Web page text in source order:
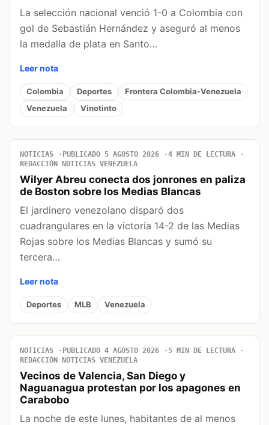
La selección nacional venció 1-0 a Colombia con
gol de Sebastián Hernández y aseguró al menos
la medalla de plata en Santo…
Leer nota
Colombia Deportes
Frontera Colombia-Venezuela
Venezuela
Vinotinto
NOTICIAS PUBLICADO 5 AGOSTO 2026
4 MIN DE LECTURA
REDACCIÓN NOTICIAS VENEZUELA
Wilyer Abreu conecta dos jonrones en paliza
de Boston sobre los Medias Blancas
El jardinero venezolano disparó dos
cuadrangulares en la victoria 14-2 de las Medias
Rojas sobre los Medias Blancas y sumó su
tercera…
Leer nota
Deportes MLB Venezuela
NOTICIAS PUBLICADO 4 AGOSTO 2026
5 MIN DE LECTURA
REDACCIÓN NOTICIAS VENEZUELA
Vecinos de Valencia, San Diego y
Naguanagua protestan por los apagones en
Carabobo
La noche de este lunes, habitantes de al menos